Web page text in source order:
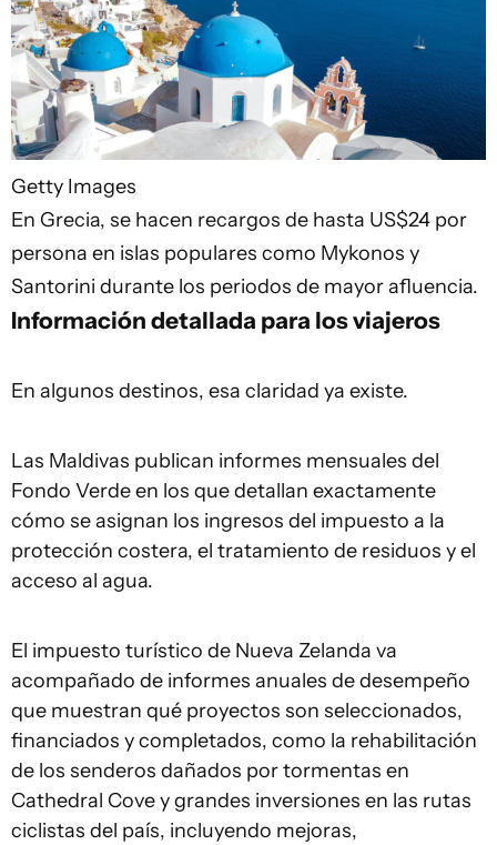
Getty Images
En Grecia, se hacen recargos de hasta US$24 por
persona en islas populares como Mykonos y
Santorini durante los periodos de mayor afluencia.
Información detallada para los viajeros
En algunos destinos, esa claridad ya existe.
Las Maldivas publican informes mensuales del
Fondo Verde en los que detallan exactamente
cómo se asignan los ingresos del impuesto a la
protección costera, el tratamiento de residuos y el
acceso al agua.
El impuesto turístico de Nueva Zelanda va
acompañado de informes anuales de desempeño
que muestran qué proyectos son seleccionados,
financiados y completados, como la rehabilitación
de los senderos dañados por tormentas en
Cathedral Cove y grandes inversiones en las rutas
ciclistas del país, incluyendo mejoras,